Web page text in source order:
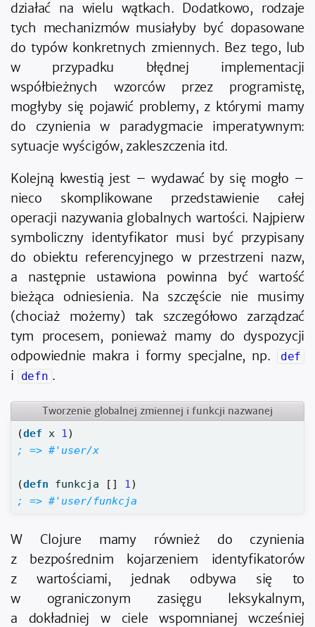
działać na wielu wątkach. Dodatkowo, rodzaje
tych mechanizmów musiałyby być dopasowane
do typów konkretnych zmiennych. Bez tego, lub
w przypadku błędnej implementacji
współbieżnych wzorców przez programistę,
mogłyby się pojawić problemy, z którymi mamy
do czynienia w paradygmacie imperatywnym:
sytuacje wyścigów, zakleszczenia itd.
Kolejną kwestią jest – wydawać by się mogło –
nieco skomplikowane przedstawienie całej
operacji nazywania globalnych wartości. Najpierw
symboliczny identyfikator musi być przypisany
do obiektu referencyjnego w przestrzeni nazw,
a następnie ustawiona powinna być wartość
bieżąca odniesienia. Na szczęście nie musimy
(chociaż możemy) tak szczegółowo zarządzać
tym procesem, ponieważ mamy do dyspozycji
odpowiednie makra i formy specjalne, np.
def
i defn .
Tworzenie globalnej zmiennej i funkcji nazwanej
(def x 1)
; => #'user/x
(defn funkcja [] 1)
; => #'user/funkcja
W Clojure mamy również do czynienia
z bezpośrednim kojarzeniem identyfikatorów
z wartościami, jednak odbywa się to
w ograniczonym zasięgu leksykalnym,
a dokładniej w ciele wspomnianej wcześniej